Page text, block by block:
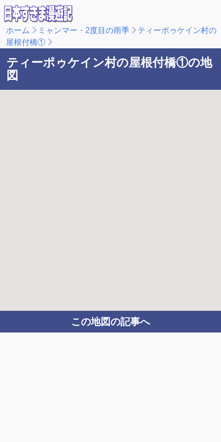
ホーム ミャンマー・2度目の雨季
ティーポゥケイン村の
屋根付橋①
ティーポゥケイン村の屋根付橋①の地
図
この地図の記事へ